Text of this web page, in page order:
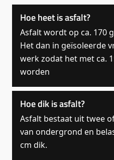
Hoe heet is asfalt?
Asfalt wordt op ca. 170
Het dan in geïsoleerde
werk zodat het met ca.
worden
Hoe dik is asfalt?
Asfalt bestaat uit twee
van ondergrond en
cm dik.